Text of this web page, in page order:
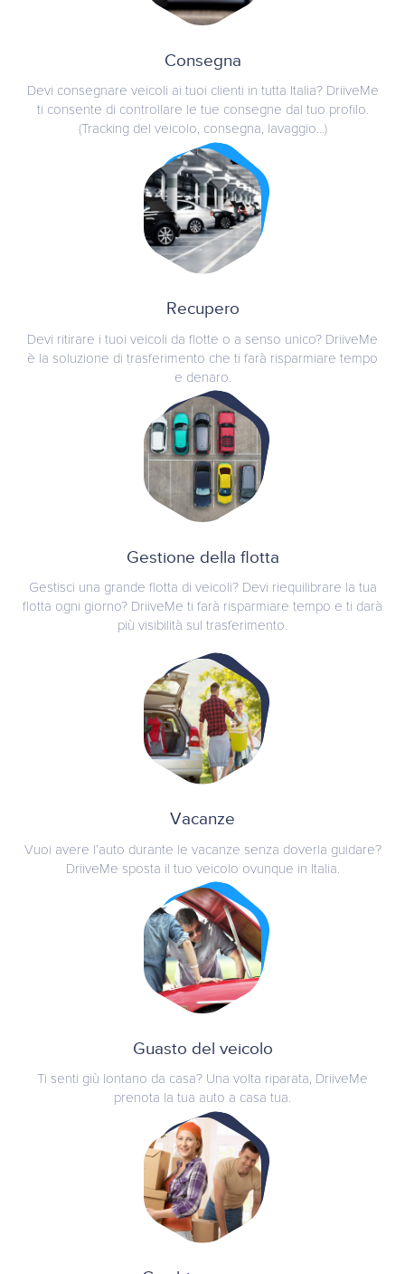
Consegna
Devi consegnare veicoli ai tuoi clienti in tutta Italia? DriiveMe
ti consente di controllare le tue consegne dal tuo profilo.
(Tracking del veicolo, consegna, lavaggio...)
Recupero
Devi ritirare i tuoi veicoli da flotte o a senso unico? DriiveMe
è la soluzione di trasferimento che ti farà risparmiare tempo
e denaro.
Gestione della flotta
Gestisci una grande flotta di veicoli? Devi riequilibrare la tua
flotta ogni giorno? DriiveMe ti farà risparmiare tempo e ti darà
più visibilità sul trasferimento.
Vacanze
Vuoi avere l’auto durante le vacanze senza doverla guidare?
DriiveMe sposta il tuo veicolo ovunque in Italia.
Guasto del veicolo
Ti senti giù lontano da casa? Una volta riparata, DriiveMe
prenota la tua auto a casa tua.